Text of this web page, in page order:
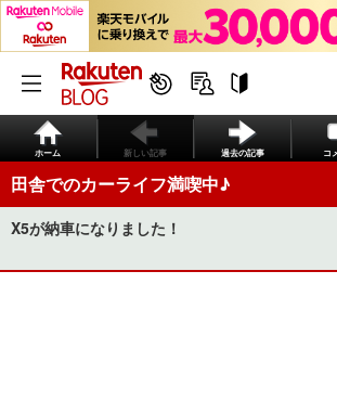
ホーム 新しい記事 過去の記事 コ
田舎でのカーライフ満喫中♪
X5が納車になりました！